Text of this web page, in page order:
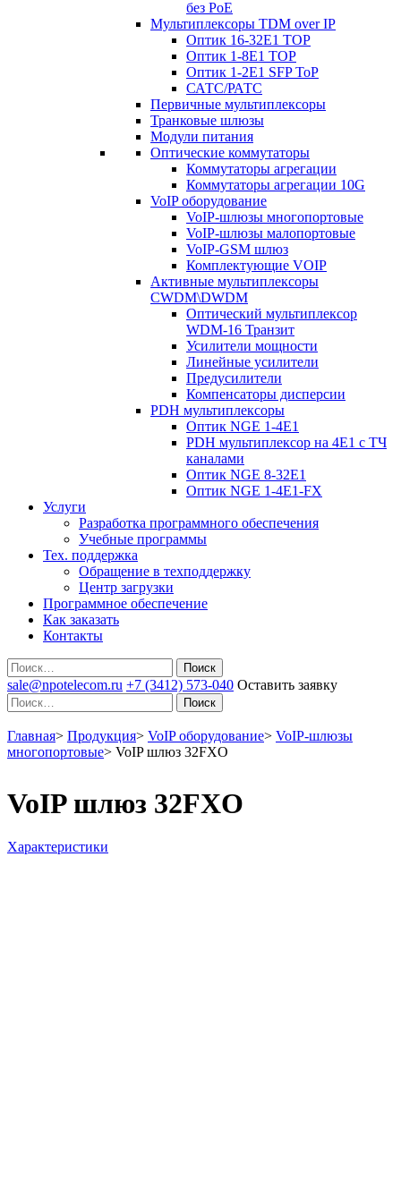
без PoE
Мультиплексоры TDM over IP
Оптик 16-32E1 TOP
Оптик 1-8E1 TOP
Оптик 1-2E1 SFP ToP
САТС/РАТС
Первичные мультиплексоры
Транковые шлюзы
Модули питания
Оптические коммутаторы
Коммутаторы агрегации
Коммутаторы агрегации 10G
VoIP оборудование
VoIP-шлюзы многопортовые
VoIP-шлюзы малопортовые
VoIP-GSM шлюз
Комплектующие VOIP
Активные мультиплексоры
CWDM\DWDM
Оптический мультиплексор
WDM-16 Транзит
Усилители мощности
Линейные усилители
Предусилители
Компенсаторы дисперсии
PDH мультиплексоры
Оптик NGE 1-4E1
PDH мультиплексор на 4Е1 с ТЧ
каналами
Оптик NGE 8-32E1
Оптик NGE 1-4E1-FX
Услуги
Разработка программного обеспечения
Учебные программы
Тех. поддержка
Обращение в техподдержку
Центр загрузки
Программное обеспечение
Как заказать
Контакты
Поиск
sale@npotelecom.ru +7 (3412) 573-040 Оставить заявку
Поиск
Главная> Продукция> VoIP оборудование> VoIP-шлюзы
многопортовые> VoIP шлюз 32FXO
VoIP шлюз 32FXO
Характеристики